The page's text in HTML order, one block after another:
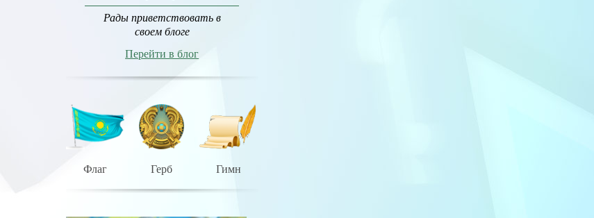
Рады приветствовать в
своем блоге
Перейти в блог
Флаг Герб Гимн